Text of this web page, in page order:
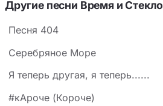
Другие песни Время и Стекло
Песня 404
Серебряное Море
Я теперь другая, я теперь......
#кАроче (Короче)